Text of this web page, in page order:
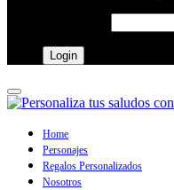
Home
Personajes
Regalos Personalizados
Nosotros